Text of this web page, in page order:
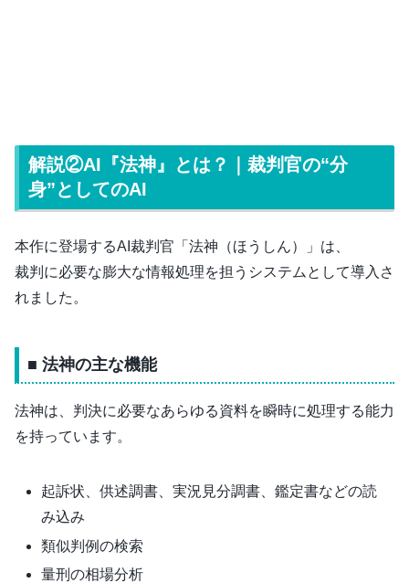
解説②AI『法神』とは？｜裁判官の“分
身”としてのAI
本作に登場するAI裁判官「法神（ほうしん）」は、
裁判に必要な膨大な情報処理を担うシステムとして導入さ
れました。
■ 法神の主な機能
法神は、判決に必要なあらゆる資料を瞬時に処理する能力
を持っています。
起訴状、供述調書、実況見分調書、鑑定書などの読
み込み
類似判例の検索
量刑の相場分析